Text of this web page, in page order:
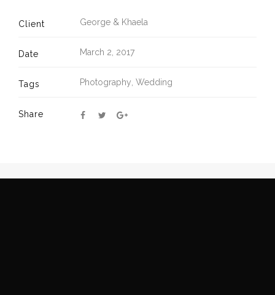
Client George & Khaela
Date March 2, 2017
Tags Photography Wedding
Share